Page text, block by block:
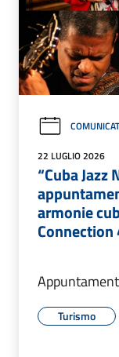
22 LUGLIO 2026
“Cuba
armonie
Connection
Turismo